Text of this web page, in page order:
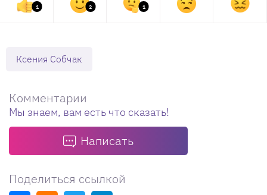
1 2 1
Ксения Собчак
Комментарии
Мы знаем, вам есть что сказать!
Написать
Поделиться ссылкой